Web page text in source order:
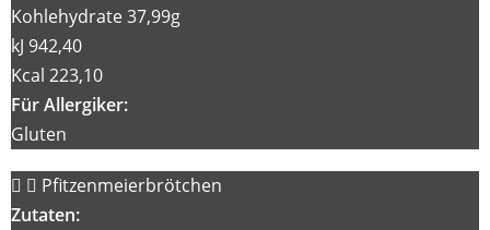
Kohlehydrate 37,99g
kJ 942,40
Kcal 223,10
Für Allergiker:
Gluten
Pfitzenmeierbrötchen
Zutaten: